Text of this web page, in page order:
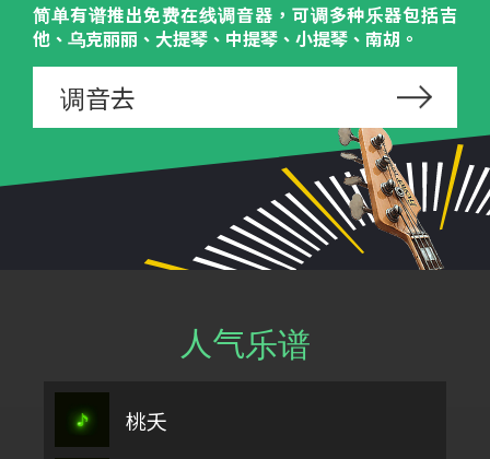
简单有谱推出免费在线调音器，可调多种乐器包括吉
他、乌克丽丽、大提琴、中提琴、小提琴、南胡。
调音去
人气乐谱
桃夭